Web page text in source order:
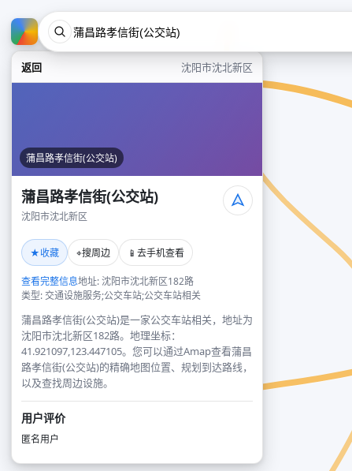
返回 沈阳市沈北新区
蒲昌路孝信街(公交站)
蒲昌路孝信街(公交站)
沈阳市沈北新区
★收藏 ⌖搜周边 📱 去手机查看
查看完整信息地址: 沈阳市沈北新区182路
类型: 交通设施服务;公交车站;公交车站相关
蒲昌路孝信街(公交站)是一家公交车站相关，地址为
沈阳市沈北新区182路。地理坐标：
41.921097,123.447105。您可以通过Amap查看蒲昌
路孝信街(公交站)的精确地图位置、规划到达路线，
以及查找周边设施。
用户评价
匿名用户